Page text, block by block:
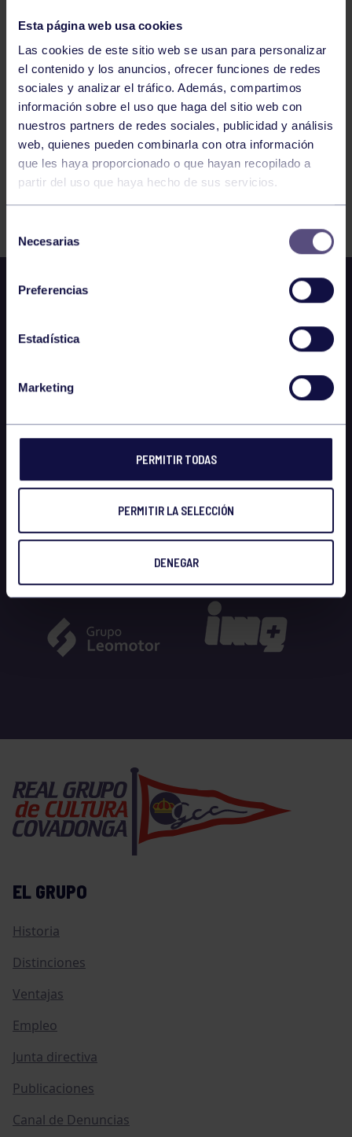
Esta página web usa cookies
Las cookies de este sitio web se usan para personalizar
el contenido y los anuncios, ofrecer funciones de redes
sociales y analizar el tráfico. Además, compartimos
información sobre el uso que haga del sitio web con
nuestros partners de redes sociales, publicidad y análisis
web, quienes pueden combinarla con otra información
que les haya proporcionado o que hayan recopilado a
partir del uso que haya hecho de sus servicios.
Necesarias
Preferencias
Estadística
Marketing
PERMITIR TODAS
PERMITIR LA SELECCIÓN
DENEGAR
1108 1109 1110 1111 1112
1113
FILTRAR
EL GRUPO
Historia
Distinciones
Ventajas
Empleo
Junta directiva
Publicaciones
Canal de Denuncias